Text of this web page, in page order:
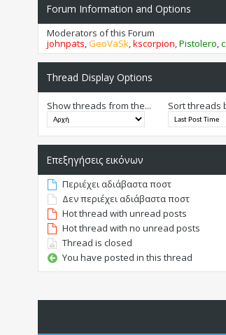
Forum Information and Options
Moderators of this Forum
johnpats,GeoVaSk,kscorpion,Pistolero,
Thread Display Options
Show threads from the... Sort threads
Επεξηγήσεις εικόνων
Περιέχει αδιάβαστα ποστ
Δεν περιέχει αδιάβαστα ποστ
Hot thread with unread posts
Hot thread with no unread posts
Thread is closed
You have posted in this thread